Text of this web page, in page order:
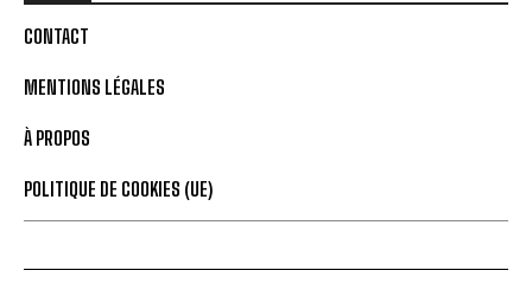
CONTACT
MENTIONS LÉGALES
À PROPOS
POLITIQUE DE COOKIES (UE)